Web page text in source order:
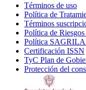
Términos de uso
in
Política de
Términos
Política de
Política
Certificación ISSN
TyC Plan de
Protección del